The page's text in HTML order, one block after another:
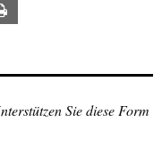
Sie diese Form